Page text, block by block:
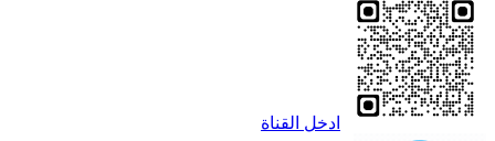
ادخل القناة